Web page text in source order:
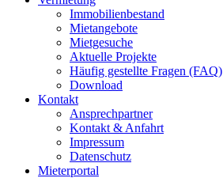
Immobilienbestand
Mietangebote
Mietgesuche
Aktuelle Projekte
Häufig gestellte Fragen (FAQ)
Download
Kontakt
Ansprechpartner
Kontakt & Anfahrt
Impressum
Datenschutz
Mieterportal